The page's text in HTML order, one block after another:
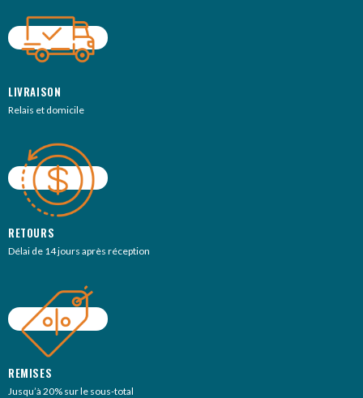
LIVRAISON
Relais et domicile
RETOURS
Délai de 14 jours après réception
REMISES
Jusqu’à 20% sur le sous-total